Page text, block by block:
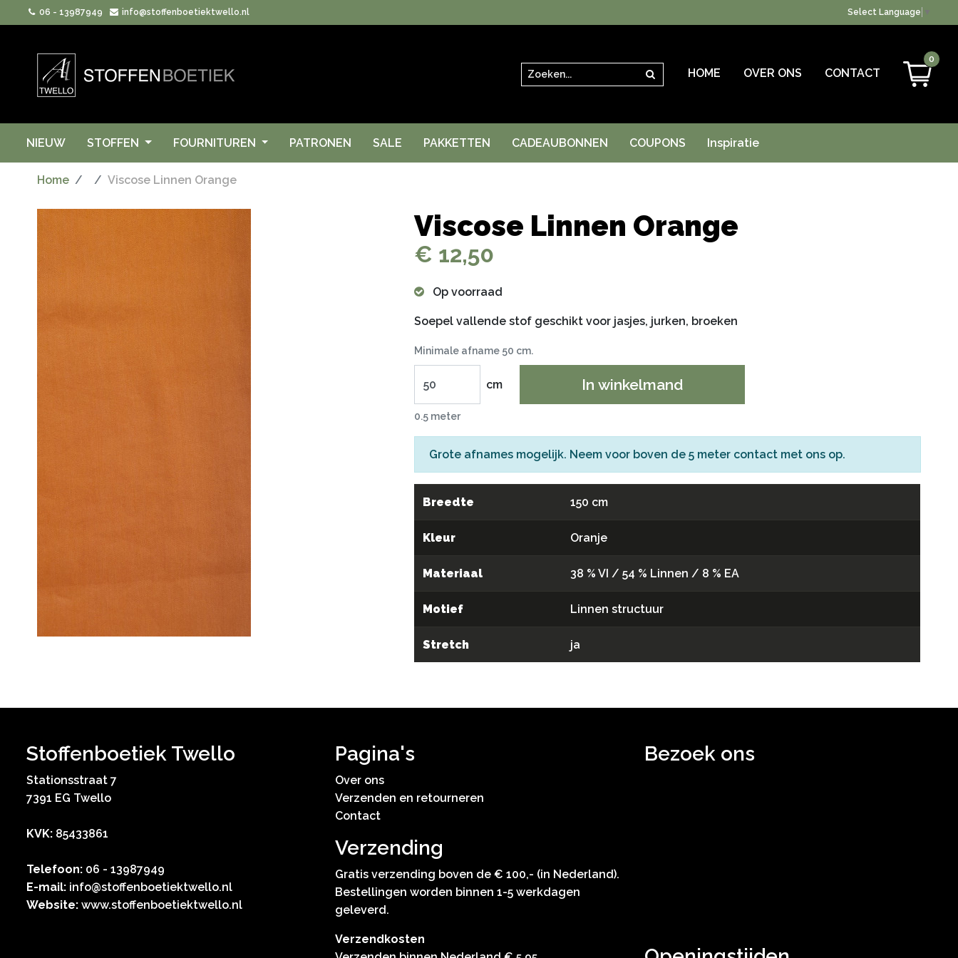
06 - 13987949 info@stoffenboetiektwello.nl Select Language
Zoeken Zoeken HOME OVER ONS CONTACT
0
NIEUW STOFFEN FOURNITUREN PATRONEN SALE PAKKETTEN CADEAUBONNEN COUPONS Inspiratie
Home Viscose Linnen Orange
Viscose Linnen Orange
€ 12,50
Op voorraad
Soepel vallende stof geschikt voor jasjes, jurken, broeken
Minimale afname 50 cm.
cm In winkelmand
0.5 meter
Grote afnames mogelijk. Neem voor boven de 5 meter contact met ons op.
Breedte 150 cm
Kleur Oranje
Materiaal 38 % VI / 54 % Linnen / 8 % EA
Motief Linnen structuur
Stretch ja
Stoffenboetiek Twello
Stationsstraat 7
7391 EG Twello
KVK: 85433861
Telefoon: 06 - 13987949
E-mail: info@stoffenboetiektwello.nl
Website: www.stoffenboetiektwello.nl
Pagina's
Over ons
Verzenden en retourneren
Contact
Verzending
Gratis verzending boven de € 100,- (in Nederland).
Bestellingen worden binnen 1-5 werkdagen
geleverd.
Verzendkosten
Bezoek ons